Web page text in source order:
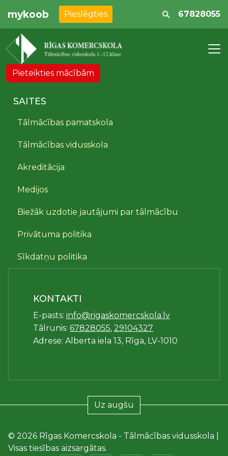
mykoob Pieslēgties 67828055
Pieteikties mācībām
SAITES
Tālmācības pamatskola
Tālmācības vidusskola
Akreditācija
Medijos
Biežāk uzdotie jautājumi par tālmācību
Privātuma politika
Sīkdatņu politika
KONTAKTI
E-pasts: info@rigaskomercskola.lv
Tālrunis: 67828055, 29104327
Adrese: Alberta iela 13, Rīga, LV-1010
Uz augšu
© 2026 Rīgas Komercskola - Tālmācības vidusskola |
Visas tiesības aizsargātas.